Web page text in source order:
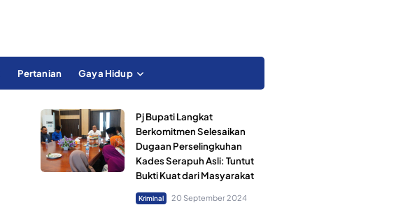
Pertanian Gaya Hidup
Pj Bupati Langkat
Berkomitmen Selesaikan
Dugaan Perselingkuhan
Kades Serapuh Asli: Tuntut
Bukti Kuat dari Masyarakat
Kriminal 20 September 2024